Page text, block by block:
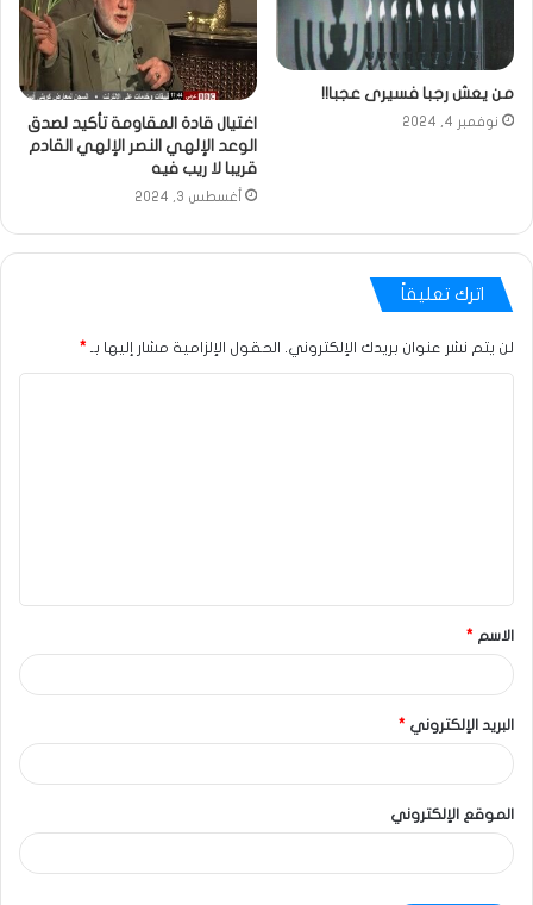
من يعش رجبا فسيرى عجبا!!
نوفمبر 4, 2024
اغتيال قادة المقاومة تأكيد لصدق
الوعد الإلهي النصر الإلهي القادم
قريبا لا ريب فيه
أغسطس 3, 2024
اترك تعليقاً
لن يتم نشر عنوان بريدك الإلكتروني. الحقول الإلزامية مشار إليها بـ *
الاسم *
البريد الإلكتروني *
الموقع الإلكتروني